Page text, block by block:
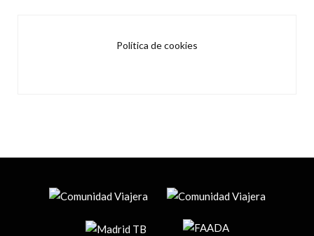
Política de cookies